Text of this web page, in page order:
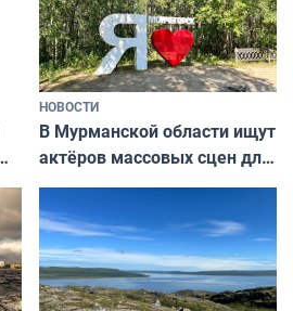
НОВОСТИ
В Мурманской области ищут
актёров массовых сцен для
съёмок в
короткометражном фильме